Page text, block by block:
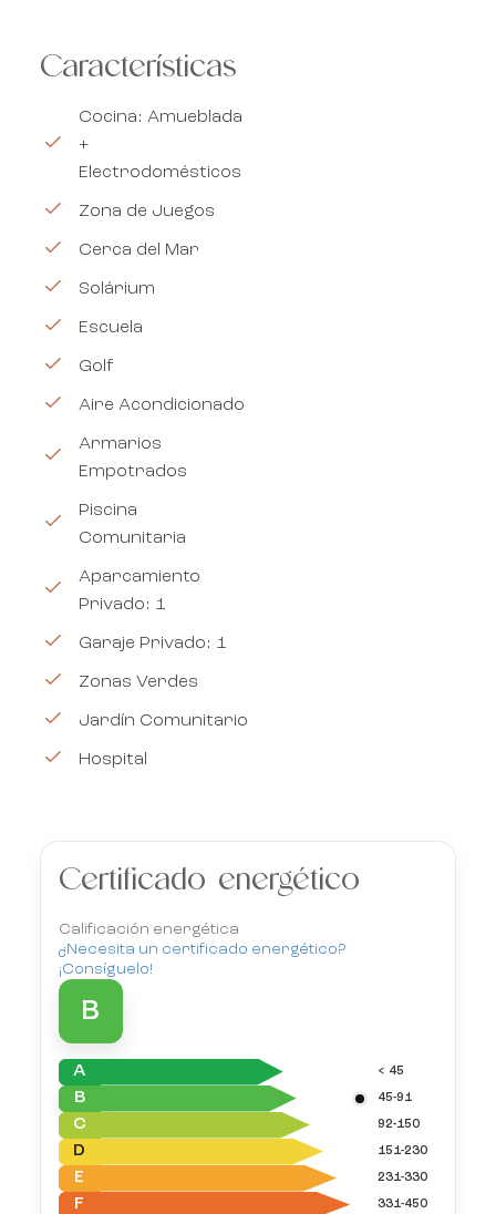
Características
Cocina: Amueblada
+
Electrodomésticos
Zona de Juegos
Cerca del Mar
Solárium
Escuela
Golf
Aire Acondicionado
Armarios
Empotrados
Piscina
Comunitaria
Aparcamiento
Privado: 1
Garaje Privado: 1
Zonas Verdes
Jardín Comunitario
Hospital
Certificado energético
Calificación energética
¿Necesita un certificado energético?
¡Consíguelo!
B
A < 45
B 45-91
C 92-150
D 151-230
E 231-330
F 331-450